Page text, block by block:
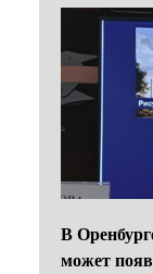
В
может